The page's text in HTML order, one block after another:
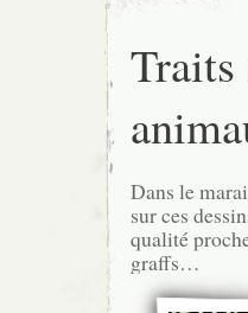
Traits
Dans le
sur ces
qualité
graffs…